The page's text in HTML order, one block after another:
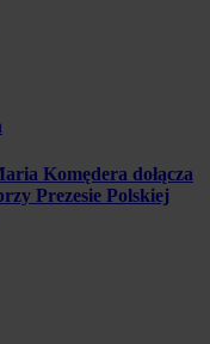
Komędera dołącza
Prezesie Polskiej